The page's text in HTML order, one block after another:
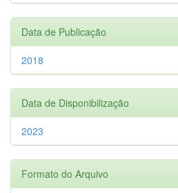
Data de Publicação
2018
Data de Disponibilização
2023
Formato do Arquivo